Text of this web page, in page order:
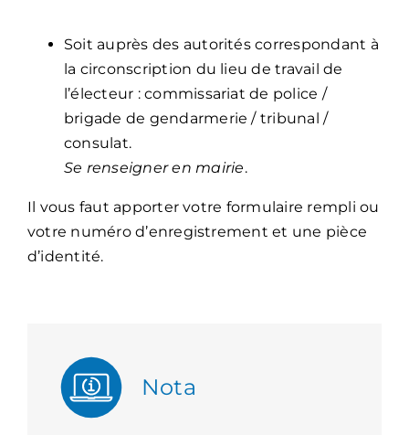
Soit auprès des autorités correspondant à
la circonscription du lieu de travail de
l’électeur : commissariat de police /
brigade de gendarmerie / tribunal /
consulat.
Se renseigner en mairie.
Il vous faut apporter votre formulaire rempli ou
votre numéro d’enregistrement et une pièce
d’identité.
Nota